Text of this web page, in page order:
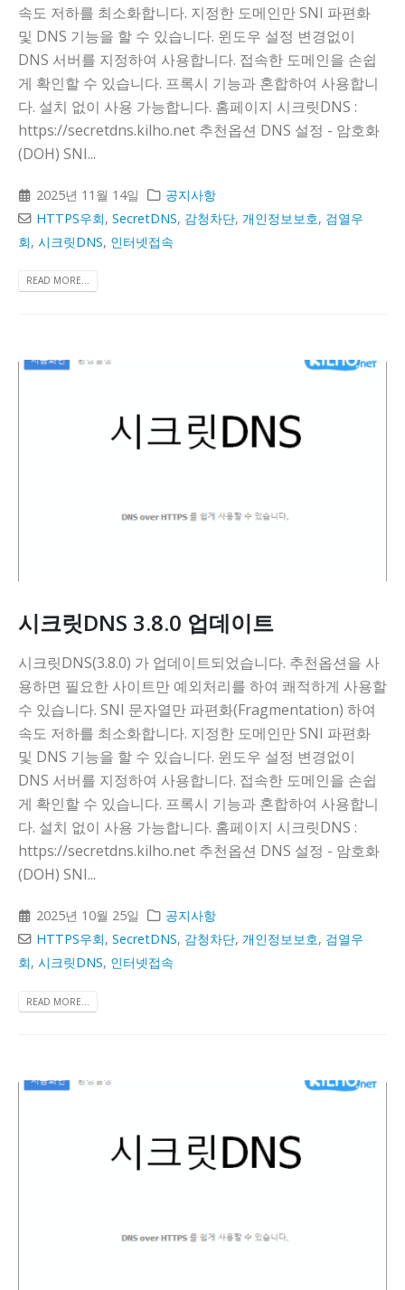
속도 저하를 최소화합니다. 지정한 도메인만 SNI 파편화
및 DNS 기능을 할 수 있습니다. 윈도우 설정 변경없이
DNS 서버를 지정하여 사용합니다. 접속한 도메인을 손쉽
게 확인할 수 있습니다. 프록시 기능과 혼합하여 사용합니
다. 설치 없이 사용 가능합니다. 홈페이지 시크릿DNS :
https://secretdns.kilho.net 추천옵션 DNS 설정 - 암호화
(DOH) SNI...
2025년 11월 14일
공지사항
HTTPS우회,SecretDNS, 감청차단, 개인정보보호, 검열우
회, 시크릿DNS, 인터넷접속
READ MORE...
시크릿DNS 3.8.0 업데이트
시크릿DNS(3.8.0) 가 업데이트되었습니다. 추천옵션을 사
용하면 필요한 사이트만 예외처리를 하여 쾌적하게 사용할
수 있습니다. SNI 문자열만 파편화(Fragmentation) 하여
속도 저하를 최소화합니다. 지정한 도메인만 SNI 파편화
및 DNS 기능을 할 수 있습니다. 윈도우 설정 변경없이
DNS 서버를 지정하여 사용합니다. 접속한 도메인을 손쉽
게 확인할 수 있습니다. 프록시 기능과 혼합하여 사용합니
다. 설치 없이 사용 가능합니다. 홈페이지 시크릿DNS :
https://secretdns.kilho.net 추천옵션 DNS 설정 - 암호화
(DOH) SNI...
2025년 10월 25일
공지사항
HTTPS우회,SecretDNS, 감청차단,개인정보보호, 검열우
회, 시크릿DNS, 인터넷접속
READ MORE...